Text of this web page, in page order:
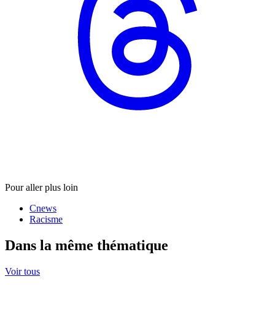
Pour aller plus loin
Cnews
Racisme
Dans la même thématique
Voir tous